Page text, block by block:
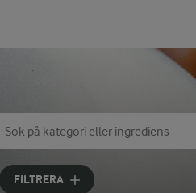
Sök på kategori eller ingrediens
Skriv in sökord för att få förslag
FILTRERA